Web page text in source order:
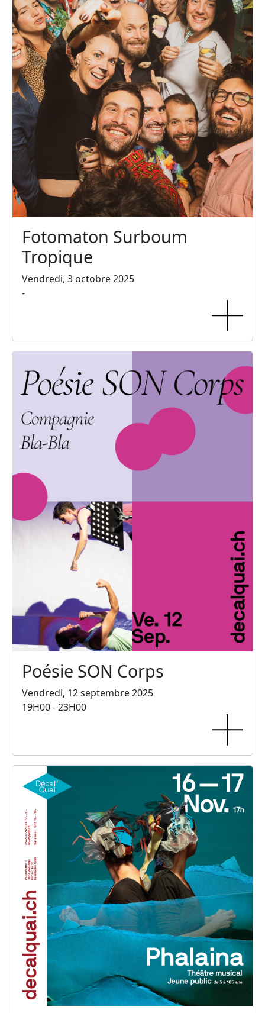
Fotomaton Surboum
Tropique
Vendredi, 3 octobre 2025
-
Poésie SON Corps
Vendredi, 12 septembre 2025
19H00 - 23H00